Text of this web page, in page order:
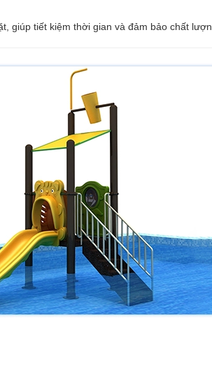
giúp tiết kiệm thời gian và đảm bảo chất